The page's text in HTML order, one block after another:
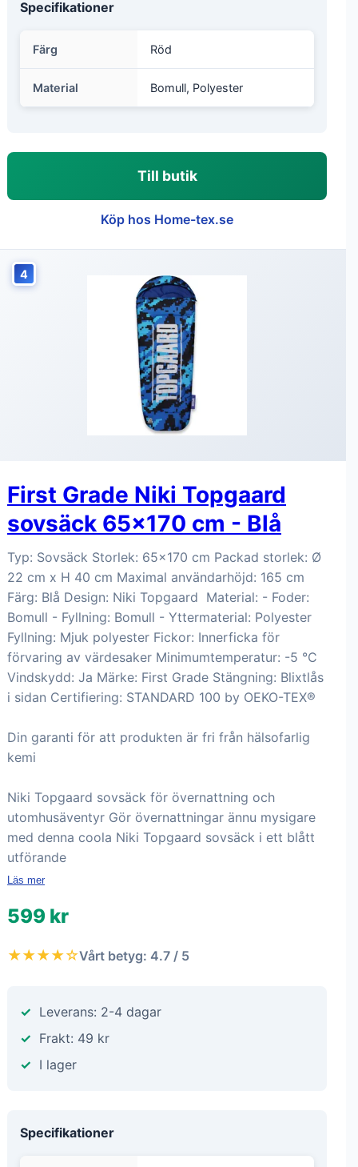
Specifikationer
Färg Röd
Material Bomull, Polyester
Till butik
Köp hos Home-tex.se
4
First Grade Niki Topgaard
sovsäck 65x170 cm - Blå
Typ: Sovsäck Storlek: 65x170 cm Packad storlek: Ø
22 cm x H 40 cm Maximal användarhöjd: 165 cm
Färg: Blå Design: Niki Topgaard Material: - Foder:
Bomull - Fyllning: Bomull - Yttermaterial: Polyester
Fyllning: Mjuk polyester Fickor: Innerficka för
förvaring av värdesaker Minimumtemperatur: -5 °C
Vindskydd: Ja Märke: First Grade Stängning: Blixtlås
i sidan Certifiering: STANDARD 100 by OEKO-TEX®
Din garanti för att produkten är fri från hälsofarlig
kemi
Niki Topgaard sovsäck för övernattning och
utomhusäventyr Gör övernattningar ännu mysigare
med denna coola Niki Topgaard sovsäck i ett blått
utförande
Läs mer
599 kr
★★★★☆Vårt betyg: 4.7 / 5
Leverans: 2-4 dagar
Frakt: 49 kr
I lager
Specifikationer